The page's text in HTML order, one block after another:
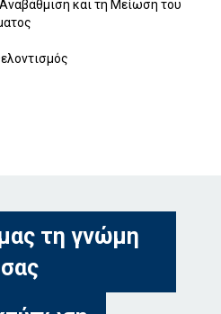
και τη Μείωση του
τη γνώμη
σας